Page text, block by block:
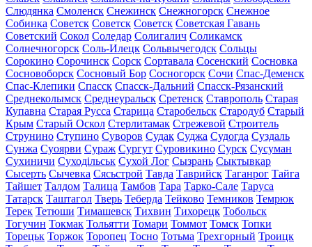
Слюдянка Смоленск Снежинск Снежногорск Снежное
Собинка Советск Советск Советск Советская Гавань
Советский Сокол Соледар Солигалич Соликамск
Солнечногорск Соль-Илецк Сольвычегодск Сольцы
Сорокино Сорочинск Сорск Сортавала Сосенский Сосновка
Сосновоборск Сосновый Бор Сосногорск Сочи Спас-Деменск
Спас-Клепики Спасск Спасск-Дальний Спасск-Рязанский
Среднеколымск Среднеуральск Сретенск Ставрополь Старая
Купавна Старая Русса Старица Старобельск Стародуб Старый
Крым Старый Оскол Стерлитамак Стрежевой Строитель
Струнино Ступино Суворов Судак Суджа Судогда Суздаль
Сунжа Суоярви Сураж Сургут Суровикино Сурск Сусуман
Сухиничи Суходільськ Сухой Лог Сызрань Сыктывкар
Сысерть Сычевка Сясьстрой Тавда Таврийск Таганрог Тайга
Тайшет Талдом Талица Тамбов Тара Тарко-Сале Таруса
Татарск Таштагол Тверь Теберда Тейково Темников Темрюк
Терек Тетюши Тимашевск Тихвин Тихорецк Тобольск
Тогучин Токмак Тольятти Томари Томмот Томск Топки
Торецьк Торжок Торопец Тосно Тотьма Трехгорный Троицк